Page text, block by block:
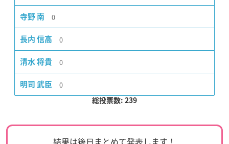
寺野 南 0
長内 信高 0
清水 将貴 0
明司 武臣 0
総投票数: 239
結果は後日まとめて発表します！